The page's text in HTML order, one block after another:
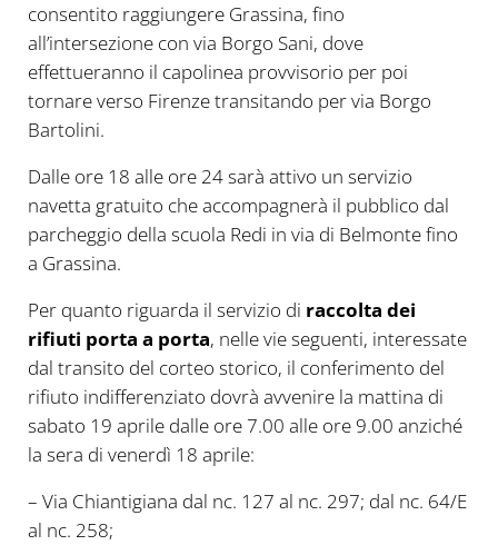
consentito raggiungere Grassina, fino
all’intersezione con via Borgo Sani, dove
effettueranno il capolinea provvisorio per poi
tornare verso Firenze transitando per via Borgo
Bartolini.
Dalle ore 18 alle ore 24 sarà attivo un servizio
navetta gratuito che accompagnerà il pubblico dal
parcheggio della scuola Redi in via di Belmonte fino
a Grassina.
Per quanto riguarda il servizio di raccolta dei
rifiuti porta a porta, nelle vie seguenti, interessate
dal transito del corteo storico, il conferimento del
rifiuto indifferenziato dovrà avvenire la mattina di
sabato 19 aprile dalle ore 7.00 alle ore 9.00 anziché
la sera di venerdì 18 aprile:
– Via Chiantigiana dal nc. 127 al nc. 297; dal nc. 64/E
al nc. 258;